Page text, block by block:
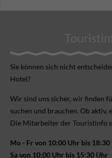
Sie können sich nicht
Hotel?
Wir sind uns sicher, wir finden
suchen und brauchen. Ob
Die Mitarbeiter der Touristinfo
Mo - Fr von 10:00 Uhr bis 18:30
Sa von 10:00 Uhr bis 15:30 Uhr